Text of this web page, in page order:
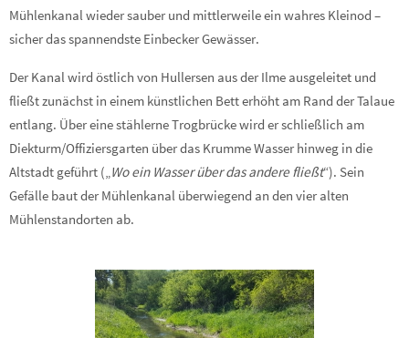
Mühlenkanal wieder sauber und mittlerweile ein wahres Kleinod –
sicher das spannendste Einbecker Gewässer.
Der Kanal wird östlich von Hullersen aus der Ilme ausgeleitet und
fließt zunächst in einem künstlichen Bett erhöht am Rand der Talaue
entlang. Über eine stählerne Trogbrücke wird er schließlich am
Diekturm/Offiziersgarten über das Krumme Wasser hinweg in die
Altstadt geführt („ Wo ein Wasser über das andere fließt“). Sein
Gefälle baut der Mühlenkanal überwiegend an den vier alten
Mühlenstandorten ab.